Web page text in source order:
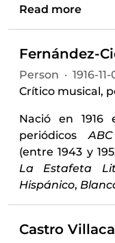
Read more
Person · 1916-
Crítico musical,
Nació en 1916
periódicosABC
(entre 1943 y
La Estafeta
Hispánico,